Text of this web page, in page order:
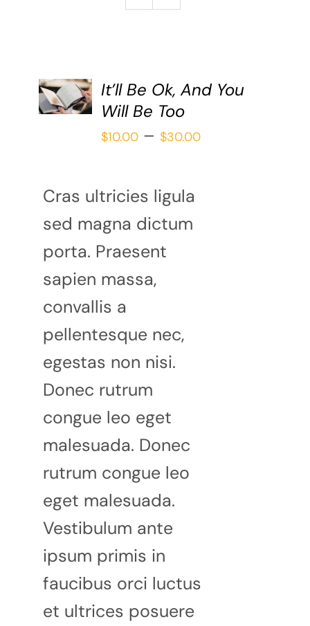
Verónica Leija
Contáctame
OPCIONES
It’ll Be Ok, And You
Will Be Too
$10.00 – $30.00Price
Cras ultricies ligula
sed magna dictum
porta. Praesent
sapien massa,
convallis a
pellentesque nec,
egestas non nisi.
Donec rutrum
congue leo eget
malesuada. Donec
rutrum congue leo
eget malesuada.
Vestibulum ante
ipsum primis in
faucibus orci luctus
et ultrices posuere